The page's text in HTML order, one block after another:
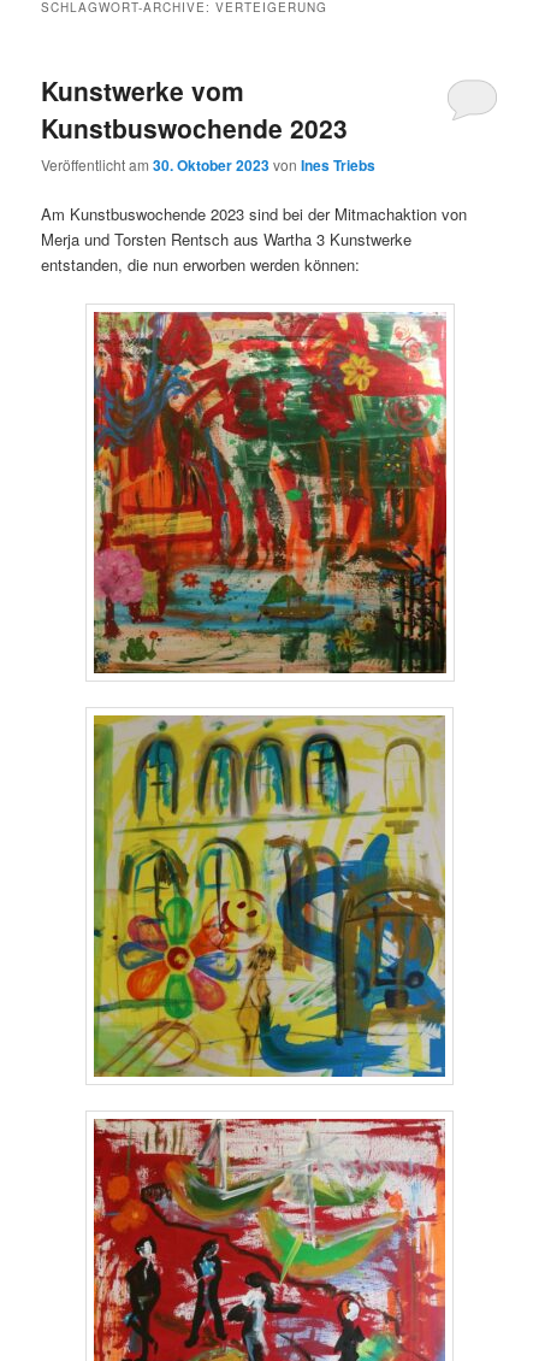
SCHLAGWORT-ARCHIVE:VERTEIGERUNG
Kunstwerke vom
Kunstbuswochende 2023
Veröffentlicht am30. Oktober 2023vonInes Triebs
Am Kunstbuswochende 2023 sind bei der Mitmachaktion von
Merja und Torsten Rentsch aus Wartha 3 Kunstwerke
entstanden, die nun erworben werden können: